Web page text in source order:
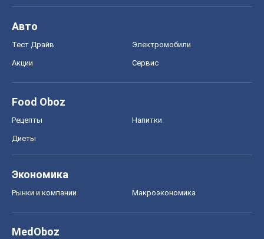
Авто
Тест Драйв Электромобили
Акции Сервис
Food Oboz
Рецепты Напитки
Диеты
Экономика
Рынки и компании Mакроэкономика
MedOboz